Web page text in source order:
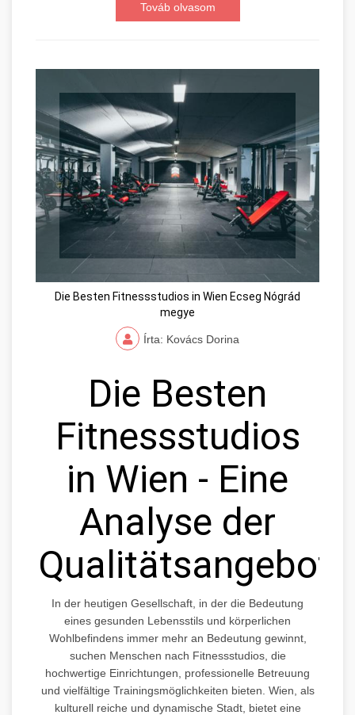
Továb olvasom
Die Besten Fitnessstudios in Wien Ecseg Nógrád
megye
Írta: Kovács Dorina
Die Besten
Fitnessstudios
in Wien - Eine
Analyse der
Qualitätsangebote
In der heutigen Gesellschaft, in der die Bedeutung
eines gesunden Lebensstils und körperlichen
Wohlbefindens immer mehr an Bedeutung gewinnt,
suchen Menschen nach Fitnessstudios, die
hochwertige Einrichtungen, professionelle Betreuung
und vielfältige Trainingsmöglichkeiten bieten. Wien, als
kulturell reiche und dynamische Stadt, bietet eine